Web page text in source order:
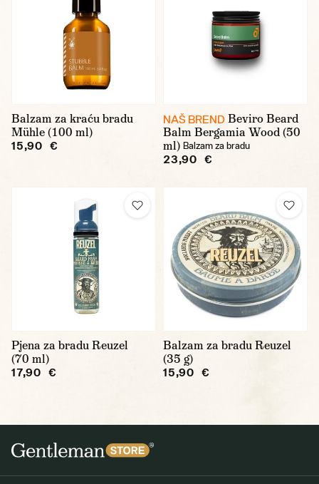
Balzam za kraću bradu
Mühle (100 ml)
15,90 €
NAŠ BREND Beviro Beard
Balm Bergamia Wood (50
ml) Balzam za bradu
23,90 €
Pjena za bradu Reuzel
(70 ml)
17,90 €
Balzam za bradu Reuzel
(35 g)
15,90 €